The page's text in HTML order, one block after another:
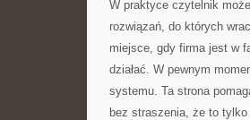
W praktyce czytelnik
rozwiązań, do których
miejsce, gdy firma jest w
działać. W pewnym
systemu. Ta strona
bez straszenia, że to tylko